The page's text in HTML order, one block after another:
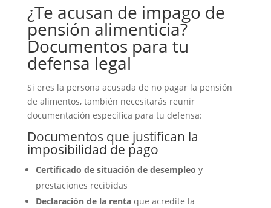
¿Te acusan de impago de
pensión alimenticia?
Documentos para tu
defensa legal
Si eres la persona acusada de no pagar la pensión
de alimentos, también necesitarás reunir
documentación específica para tu defensa:
Documentos que justifican la
imposibilidad de pago
Certificado de situación de desempleo y
prestaciones recibidas
Declaración de la rentaque acredite la